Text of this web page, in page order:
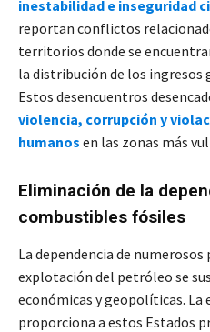
inestabilidad e inseguridad
reportan conflictos
territorios donde se
la distribución de los ingresos
Estos desencuentros
violencia, corrupción y
humanos en las zonas más
Eliminación de la
combustibles fósiles
La dependencia de
explotación del petróleo se
económicas y geopolíticas.
proporciona a estos Estados